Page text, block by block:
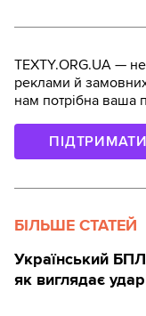
TEXTY.ORG.UA —
реклами й
нам потрібна ваша
ПІДТРИМАТИ
БІЛЬШЕ СТАТЕЙ
Український
як виглядає